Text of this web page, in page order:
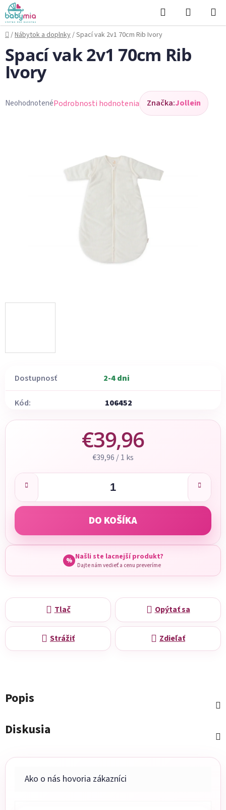
Prejsť
na
obsah
Hľadať
KOŠÍK
Domov
/Nábytok a doplnky/Spací vak 2v1 70cm Rib Ivory
Dostupnosť 2-4 dni
Kód: 106452
€39,96
Jednotková cena:
€39,96 / 1 ks
DO KOŠÍKA
% Našli ste lacnejší produkt?
Dajte nám vedieť a cenu preveríme
Tlač Opýtať sa
Strážiť Zdieľať
Spací vak 2v1 70cm Rib
Ivory
Priemerné
NeohodnotenéPodrobnosti hodnotenia Značka:Jollein
Popis
Diskusia